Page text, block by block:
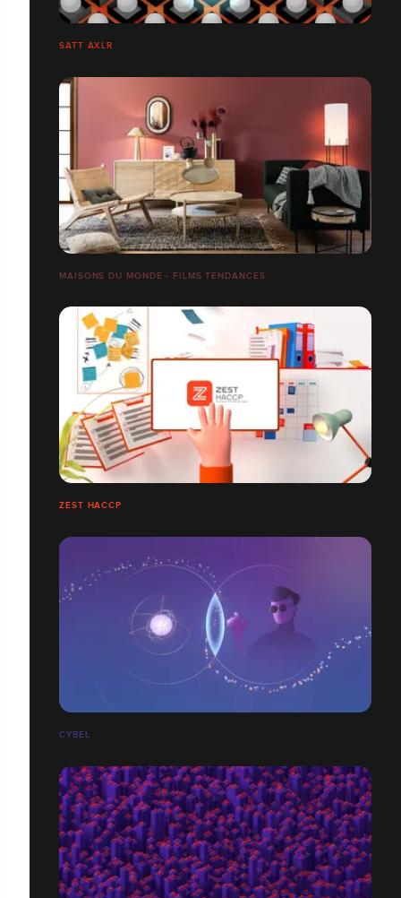
SATT AXLR
MAISONS DU MONDE - FILMS TENDANCES
ZEST HACCP
CYBEL